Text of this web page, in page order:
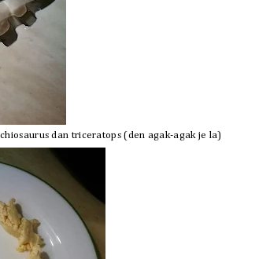
dan triceratops (den agak-agak je la)